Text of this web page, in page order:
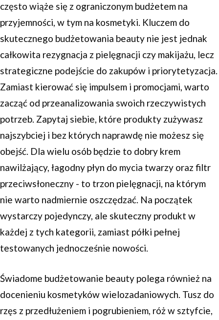
często wiąże się z ograniczonym budżetem na
przyjemności, w tym na kosmetyki. Kluczem do
skutecznego budżetowania beauty nie jest jednak
całkowita rezygnacja z pielęgnacji czy makijażu, lecz
strategiczne podejście do zakupów i priorytetyzacja.
Zamiast kierować się impulsem i promocjami, warto
zacząć od przeanalizowania swoich rzeczywistych
potrzeb. Zapytaj siebie, które produkty zużywasz
najszybciej i bez których naprawdę nie możesz się
obejść. Dla wielu osób będzie to dobry krem
nawilżający, łagodny płyn do mycia twarzy oraz filtr
przeciwsłoneczny - to trzon pielęgnacji, na którym
nie warto nadmiernie oszczędzać. Na początek
wystarczy pojedynczy, ale skuteczny produkt w
każdej z tych kategorii, zamiast półki pełnej
testowanych jednocześnie nowości.
Świadome budżetowanie beauty polega również na
docenieniu kosmetyków wielozadaniowych. Tusz do
rzęs z przedłużeniem i pogrubieniem, róż w sztyfcie,